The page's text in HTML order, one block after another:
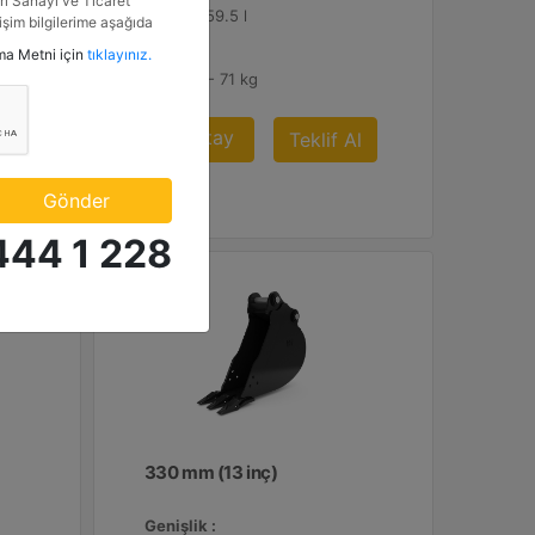
2.1 ft³ - 59.5 l
Ağırlık :
156.5 lb - 71 kg
Detay Teklif Al
330 mm (13 inç)
Genişlik :
bilgilerime aşağıda
veriyorum.
Metni için tıklayınız.
Gönder
1 228